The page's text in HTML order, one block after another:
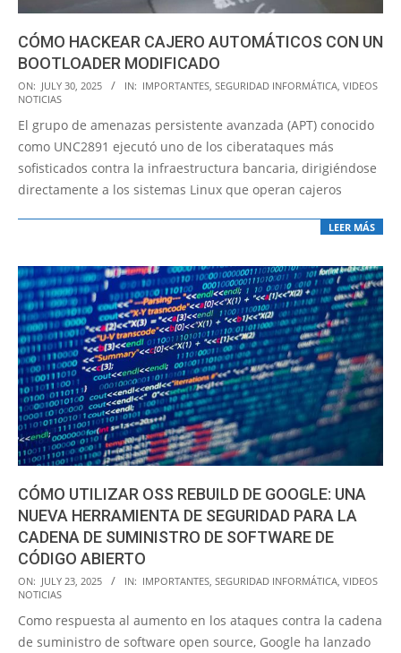
CÓMO HACKEAR CAJERO AUTOMÁTICOS CON UN
BOOTLOADER MODIFICADO
2025-
07-
30
ON: JULY 30, 2025 IN: IMPORTANTES SEGURIDAD INFORMÁTICA VIDEOS
NOTICIAS
El grupo de amenazas persistente avanzada (APT) conocido
como UNC2891 ejecutó uno de los ciberataques más
sofisticados contra la infraestructura bancaria, dirigiéndose
directamente a los sistemas Linux que operan cajeros
LEER MÁS
CÓMO UTILIZAR OSS REBUILD DE GOOGLE: UNA
NUEVA HERRAMIENTA DE SEGURIDAD PARA LA
CADENA DE SUMINISTRO DE SOFTWARE DE
CÓDIGO ABIERTO
2025-
07-
23
ON: JULY 23, 2025 IN: IMPORTANTES SEGURIDAD INFORMÁTICA VIDEOS
NOTICIAS
Como respuesta al aumento en los ataques contra la cadena
de suministro de software open source, Google ha lanzado